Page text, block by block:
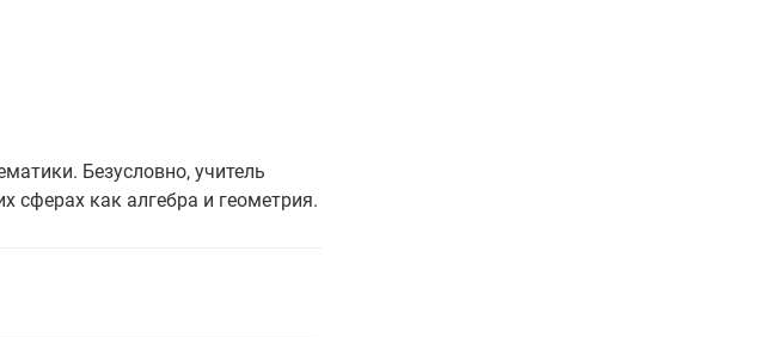
Безусловно, учитель
сферах как алгебра и геометрия.